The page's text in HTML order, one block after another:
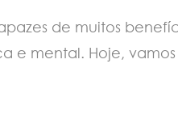
de muitos
e mental. Hoje,